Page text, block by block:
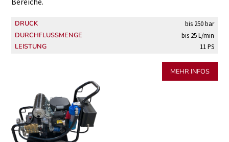
DRUCK bis 250 bar
DURCHFLUSSMENGE bis 25 L/min
LEISTUNG 11 PS
MEHR INFOS